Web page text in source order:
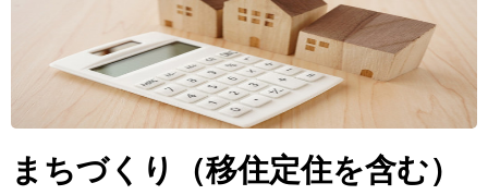
まちづくり（移住定住を含む）